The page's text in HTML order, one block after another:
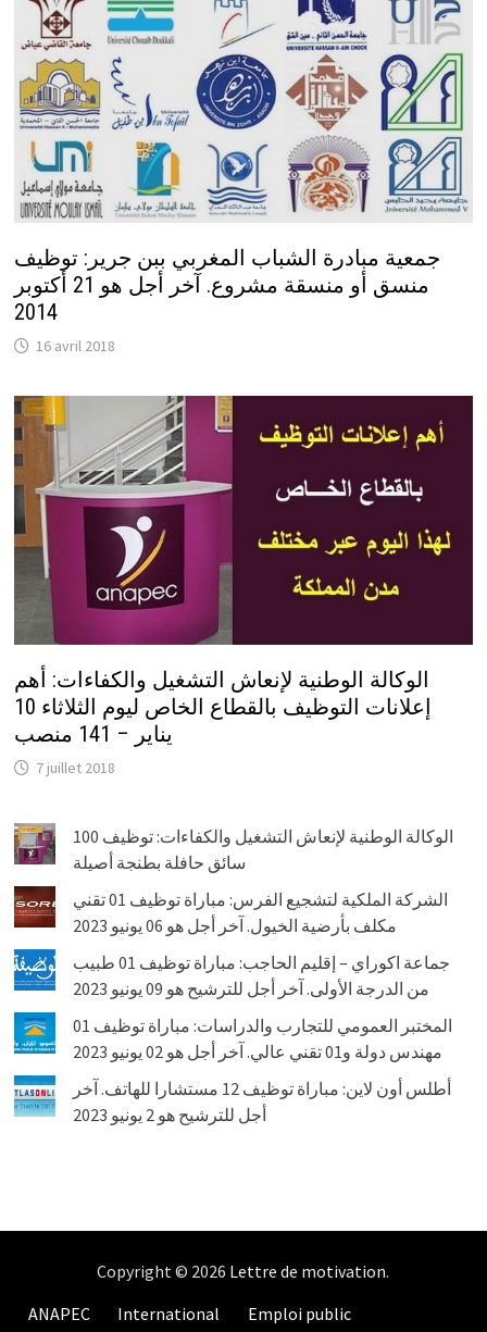
جمعية مبادرة الشباب المغربي ببن جرير: توظيف
منسق أو منسقة مشروع. آخر أجل هو 21 أكتوبر
2014
16 avril 2018
الوكالة الوطنية لإنعاش التشغيل والكفاءات: أهم
إعلانات التوظيف بالقطاع الخاص ليوم الثلاثاء 10
يناير – 141 منصب
7 juillet 2018
الوكالة الوطنية لإنعاش التشغيل والكفاءات: توظيف 100
سائق حافلة بطنجة أصيلة
الشركة الملكية لتشجيع الفرس: مباراة توظيف 01 تقني
مكلف بأرضية الخيول. آخر أجل هو 06 يونيو 2023
جماعة اكوراي – إقليم الحاجب: مباراة توظيف 01 طبيب
من الدرجة الأولى. آخر أجل للترشيح هو 09 يونيو 2023
المختبر العمومي للتجارب والدراسات: مباراة توظيف 01
مهندس دولة و01 تقني عالي. آخر أجل هو 02 يونيو 2023
أطلس أون لاين: مباراة توظيف 12 مستشارا للهاتف. آخر
أجل للترشيح هو 2 يونيو 2023
Copyright © 2026 Lettre de motivation.
ANAPEC
International
Emploi public